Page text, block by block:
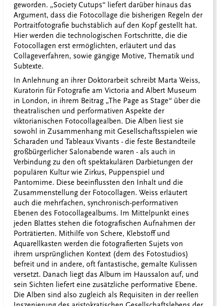
geworden. „Society Cutups“ liefert darüber hinaus das
Argument, dass die Fotocollage die bisherigen Regeln der
Portraitfotografie buchstäblich auf den Kopf gestellt hat.
Hier werden die technologischen Fortschritte, die die
Fotocollagen erst ermöglichten, erläutert und das
Collageverfahren, sowie gängige Motive, Thematik und
Subtexte.
In Anlehnung an ihrer Doktorarbeit schreibt Marta Weiss,
Kuratorin für Fotografie am Victoria and Albert Museum
in London, in ihrem Beitrag „The Page as Stage“ über die
theatralischen und performativen Aspekte der
viktorianischen Fotocollagealben. Die Alben liest sie
sowohl in Zusammenhang mit Gesellschaftsspielen wie
Scharaden und Tableaux Vivants - die feste Bestandteile
großbürgerlicher Salonabende waren - als auch in
Verbindung zu den oft spektakulären Darbietungen der
populären Kultur wie Zirkus, Puppenspiel und
Pantomime. Diese beeinflussten den Inhalt und die
Zusammenstellung der Fotocollagen. Weiss erläutert
auch die mehrfachen, synchronisch-performativen
Ebenen des Fotocollagealbums. Im Mittelpunkt eines
jeden Blattes stehen die fotografischen Aufnahmen der
Porträtierten. Mithilfe von Schere, Klebstoff und
Aquarellkasten werden die fotografierten Sujets von
ihrem ursprünglichen Kontext (dem des Fotostudios)
befreit und in andere, oft fantastische, gemalte Kulissen
versetzt. Danach liegt das Album im Haussalon auf, und
sein Sichten liefert eine zusätzliche performative Ebene.
Die Alben sind also zugleich als Requisiten in der reellen